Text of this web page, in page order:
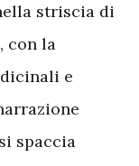
striscia di
con la
e
spaccia